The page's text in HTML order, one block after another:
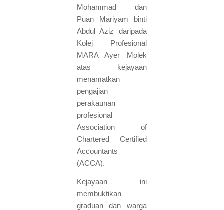
Mohammad dan
Puan Mariyam binti
Abdul Aziz daripada
Kolej Profesional
MARA Ayer Molek
atas kejayaan
menamatkan
pengajian
perakaunan
profesional
Association of
Chartered Certified
Accountants
(ACCA).
Kejayaan ini
membuktikan
graduan dan warga